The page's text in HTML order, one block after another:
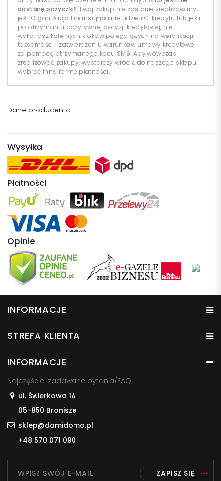
dostanę pożyczki? Twój zakup nie zostanie zrealizowany,
jeśli Organizacja Finansująca nie udzieli Ci kredytu lub jeśli
po otrzymaniu pozytywnej decyzji kredytowej, nie
wykonasz kolejnych kroków polegających na weryfikacji
tożsamości i zatwierdzeniu warunków umowy kredytowej
za pomocą otrzymanego kodu SMS. Aby wówczas
zrealizować zakupy, wystarczy wrócić do naszego sklepu i
wybrać inną formę płatności.
Dane producenta
Wysyłka
Płatności
Opinie
INFORMACJE
STREFA KLIENTA
INFORMACJE
Najczęściej zadawane pytania/FAQ
ul. Świerkowa 1A
05-850 Bronisze
sklep@damidomo.pl
+48 570 071 090
ZAPISZ SIĘ